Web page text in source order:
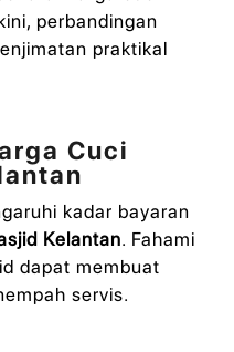
perbandingan
praktikal
Cuci
kadar bayaran
Kelantan. Fahami
dapat membuat
servis.